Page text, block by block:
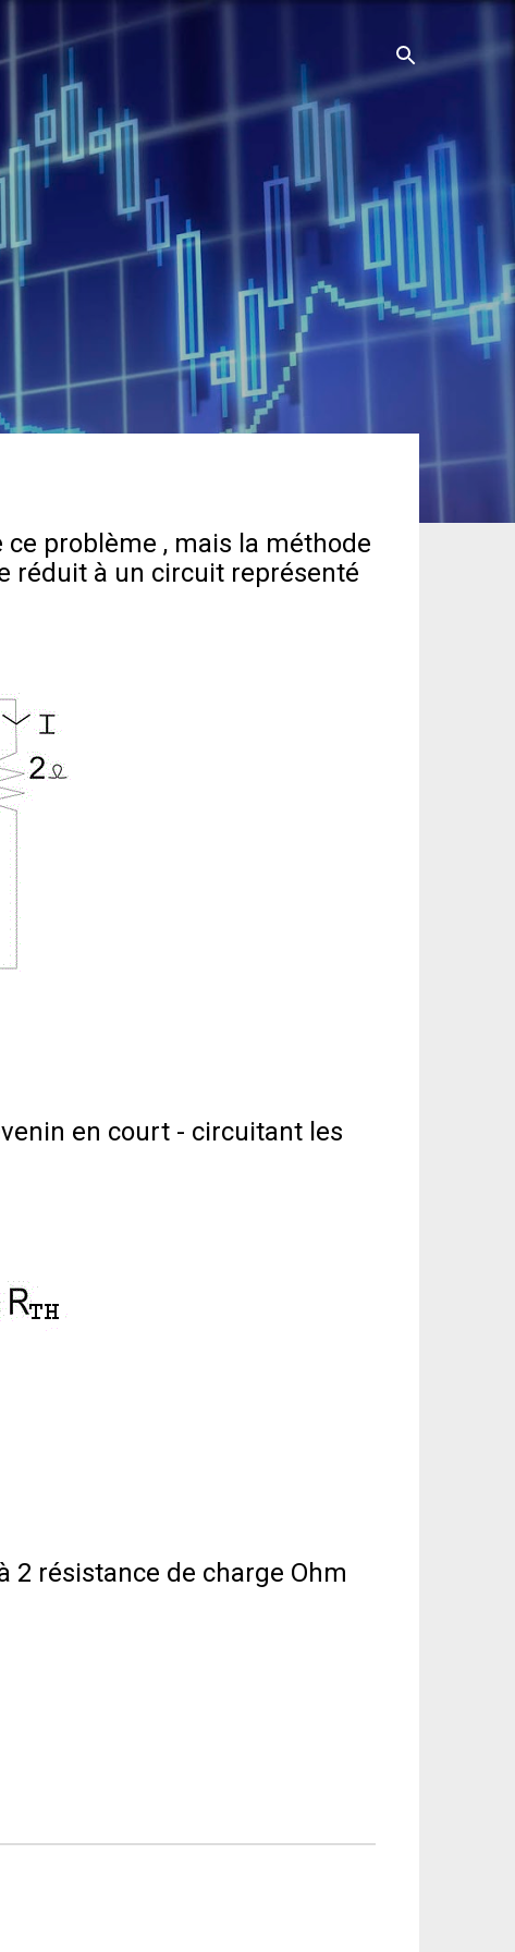
problème , mais la méthode
réduit à un circuit représenté
en court - circuitant les
2 résistance de charge Ohm